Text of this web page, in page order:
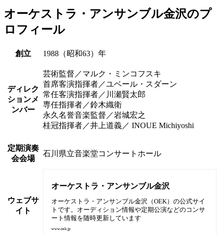
オーケストラ・アンサンブル金沢のプ
ロフィール
創立 1988（昭和63）年
ディレク
ションメ
ンバー
芸術監督／マルク・ミンコフスキ
首席客演指揮者／ユベール・スダーン
常任客演指揮者／川瀬賢太郎
専任指揮者／鈴木織衛
永久名誉音楽監督／岩城宏之
桂冠指揮者／井上道義／ INOUE Michiyoshi
定期演奏
会会場
石川県立音楽堂コンサートホール
ウェブサ
イト
オーケストラ・アンサンブル金沢
オーケストラ・アンサンブル金沢（OEK）の公式サイ
トです。オーディション情報や定期公演などのコンサ
ート情報を随時更新しています
www.oek.jp